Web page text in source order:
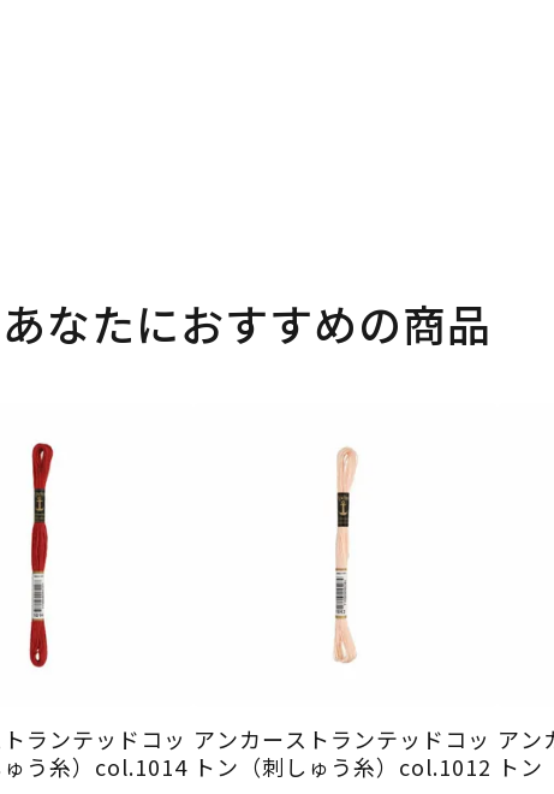
あなたにおすすめの商品
ランテッドコッ
ゅう糸）col.1014
アンカーストランテッドコッ
トン（刺しゅう糸）col.1012
アン
ト